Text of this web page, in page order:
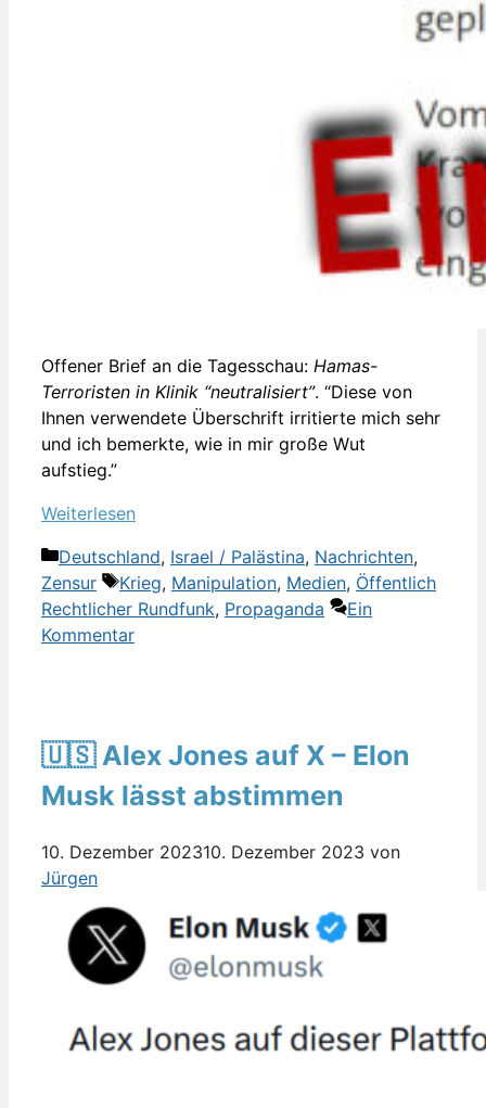
Offener Brief an die Tagesschau: Hamas-
Terroristen in Klinik “neutralisiert”. “Diese von
Ihnen verwendete Überschrift irritierte mich sehr
und ich bemerkte, wie in mir große Wut
aufstieg.”
Weiterlesen
Kategorien
Deutschland, Israel / Palästina, Nachrichten,
Zensur
Schlagwörter
Krieg, Manipulation, Medien, Öffentlich
Rechtlicher Rundfunk, Propaganda
Ein
Kommentar
🇺🇸 Alex Jones auf X – Elon
Musk lässt abstimmen
10. Dezember 202310. Dezember 2023 von
Jürgen